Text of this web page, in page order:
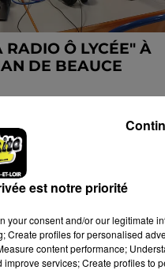
RADIO Ô LYCÉE" À
DE BEAUCE
est notre priorité
your consent and/or our legitimate
Create profiles for personalised
content performance;
services; Create profiles to